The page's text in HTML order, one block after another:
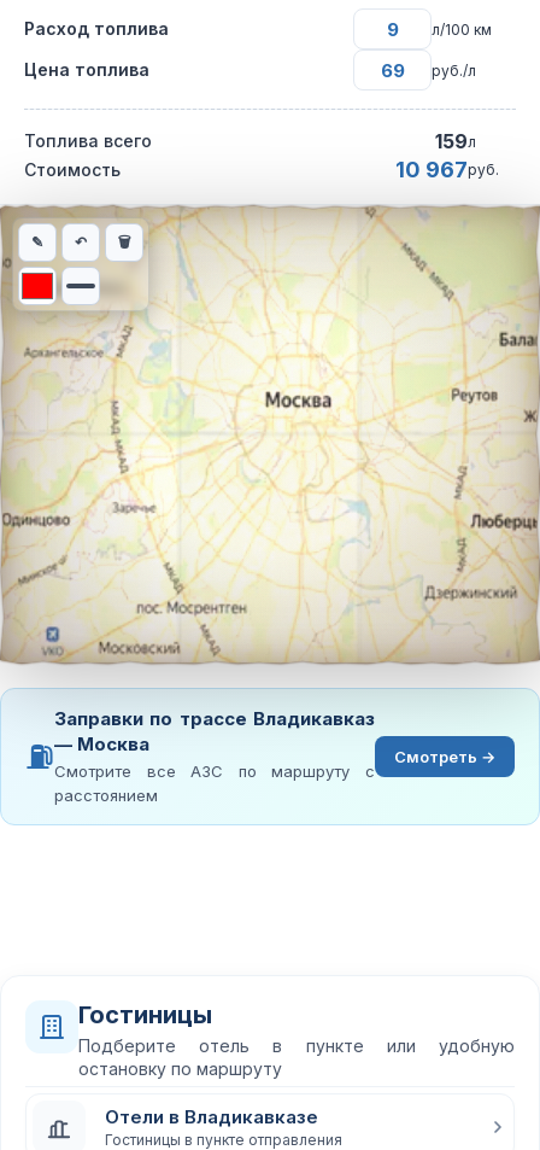
Расход топлива л/100 км
Цена топлива руб./л
Топлива всего 159л
Стоимость 10 967руб.
Интерактивная карта автомобильного маршрута из города
✎ ↶ 🗑
⛽
Заправки по трассе Владикавказ
— Москва
Смотрите все АЗС по маршруту с
расстоянием
Смотреть →
Гостиницы
Подберите отель в пункте или удобную
остановку по маршруту
Отели в Владикавказе
Гостиницы в пункте отправления